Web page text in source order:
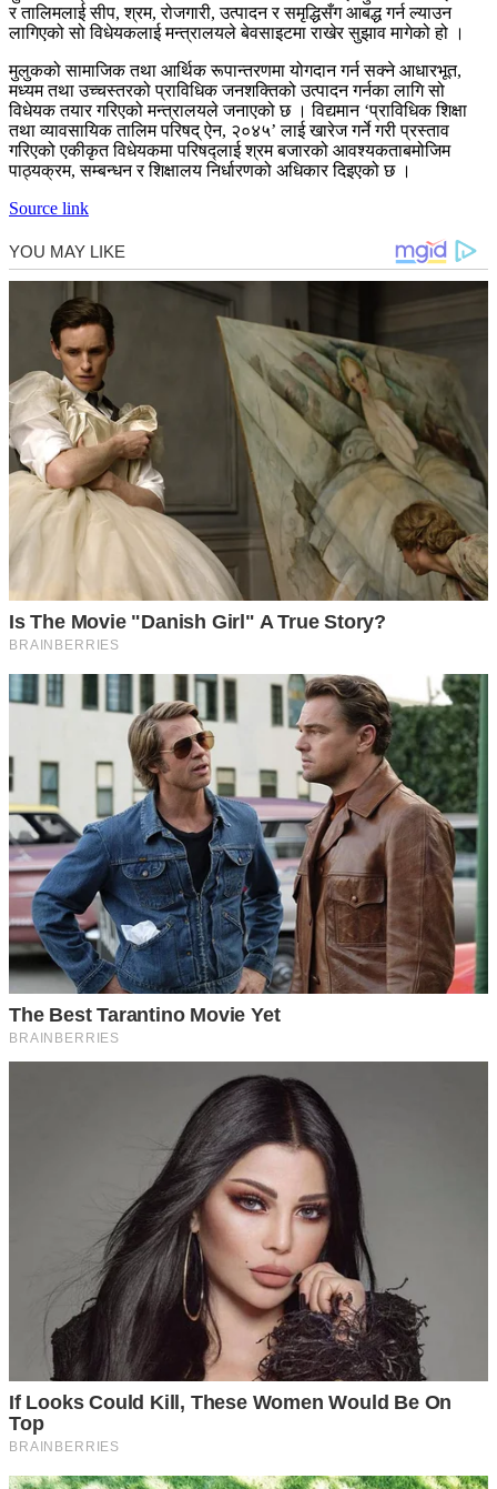
र तालिमलाई सीप, श्रम, रोजगारी, उत्पादन र समृद्धिसँग आबद्ध गर्न ल्याउन
लागिएको सो विधेयकलाई मन्त्रालयले बेवसाइटमा राखेर सुझाव मागेको हो ।
मुलुकको सामाजिक तथा आर्थिक रूपान्तरणमा योगदान गर्न सक्ने आधारभूत,
मध्यम तथा उच्चस्तरको प्राविधिक जनशक्तिको उत्पादन गर्नका लागि सो
विधेयक तयार गरिएको मन्त्रालयले जनाएको छ । विद्यमान ‘प्राविधिक शिक्षा
तथा व्यावसायिक तालिम परिषद् ऐन, २०४५’ लाई खारेज गर्ने गरी प्रस्ताव
गरिएको एकीकृत विधेयकमा परिषद्लाई श्रम बजारको आवश्यकताबमोजिम
पाठ्यक्रम, सम्बन्धन र शिक्षालय निर्धारणको अधिकार दिइएको छ ।
Source link